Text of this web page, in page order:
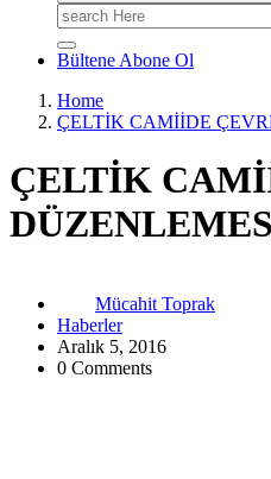
Search
for:
Bültene Abone Ol
Home
ÇELTİK CAMİİDE
ÇELTİK
Mücahit Toprak
Haberler
Aralık 5, 2016
0 Comments